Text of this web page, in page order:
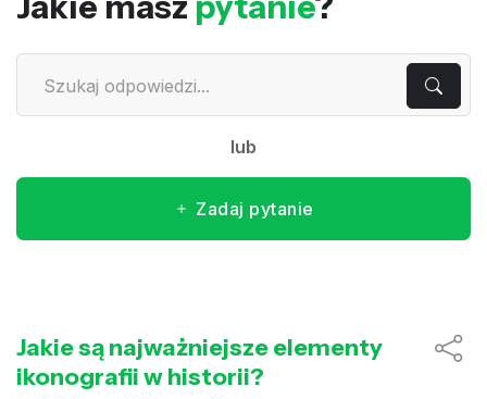
lub
Zadaj pytanie
Jakie są najważniejsze elementy
ikonografii w historii?